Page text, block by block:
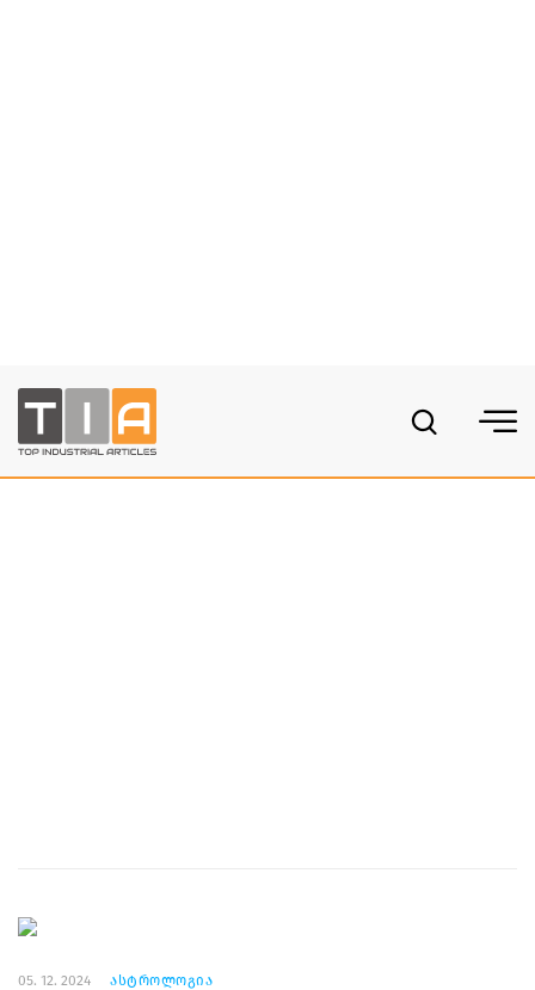
05. 12. 2024 ასტროლოგია